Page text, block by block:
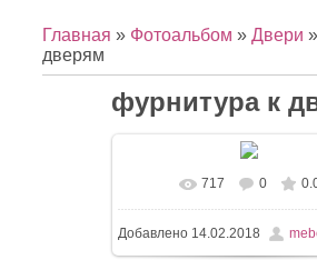
Главная » Фотоальбом » Двери
дверям
фурнитура к
717 0
Добавлено14.02.2018